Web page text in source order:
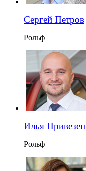
Сергей Петров
Рольф
Илья
Рольф